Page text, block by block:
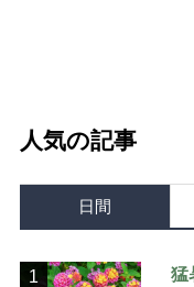
人気の記事
日間
1
猛